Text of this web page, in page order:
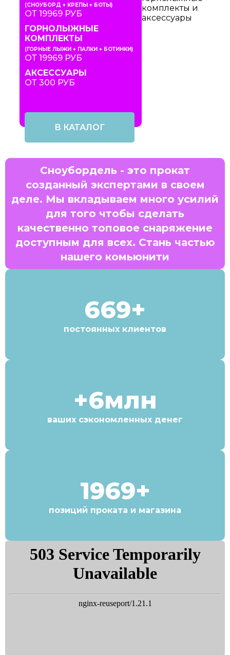
(СНОУБОРД + КРЕПЫ + БОТЫ)
ОТ 19969 РУБ
ГОРНОЛЫЖНЫЕ
КОМПЛЕКТЫ
(ГОРНЫЕ ЛЫЖИ + ПАЛКИ + БОТИНКИ)
ОТ 19969 РУБ
АКСЕССУАРЫ
ОТ 300 РУБ
В КАТАЛОГ
Сноубордель - это прокат
созданный экспертами в своем
деле. Мы вкладываем много усилий
для того чтобы сделать
качественно топовое снаряжение
доступным для всех. Стань частью
нашего комьюнити
669+
постоянных клиентов
+6млн
ваших сэкономленных денег
1969+
позиций проката и магазина